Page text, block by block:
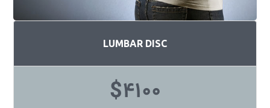
LUMBAR DISC
$4100